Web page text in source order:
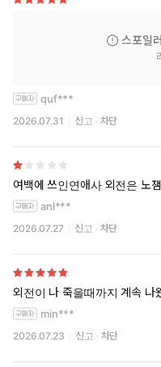
스포일
quf***
2026.07.31 신고 차단
여백에 쓰인연애사 외전은 노
anl***
2026.07.27 신고 차단
외전이 나 죽을때까지 계속 나
min***
2026.07.23 신고 차단